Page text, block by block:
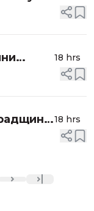
18 hrs
та
18 hrs